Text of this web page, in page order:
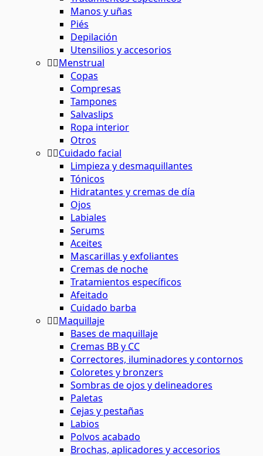
Manos y uñas
Piés
Depilación
Utensilios y accesorios
Menstrual
Copas
Compresas
Tampones
Salvaslips
Ropa interior
Otros
Cuidado facial
Limpieza y desmaquillantes
Tónicos
Hidratantes y cremas de día
Ojos
Labiales
Serums
Aceites
Mascarillas y exfoliantes
Cremas de noche
Tratamientos específicos
Afeitado
Cuidado barba
Maquillaje
Bases de maquillaje
Cremas BB y CC
Correctores, iluminadores y contornos
Coloretes y bronzers
Sombras de ojos y delineadores
Paletas
Cejas y pestañas
Labios
Polvos acabado
Brochas, aplicadores y accesorios